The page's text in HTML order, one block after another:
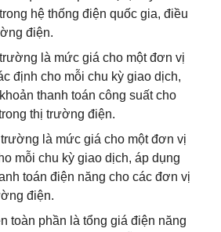
hệ thống điện quốc gia, điều
điện.
là mức giá cho một đơn vị
định cho mỗi chu kỳ giao dịch,
thanh toán công suất cho
thị trường điện.
là mức giá cho một đơn vị
mỗi chu kỳ giao dịch, áp dụng
toán điện năng cho các đơn vị
điện.
toàn phần là tổng giá điện năng